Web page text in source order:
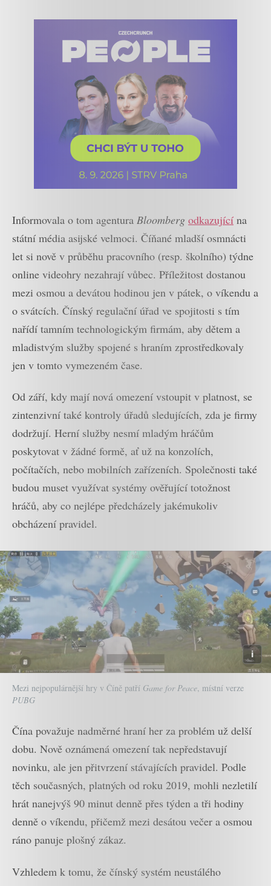
Informovala o tom agentura Bloomberg odkazující na
státní média asijské velmoci. Číňané mladší osmnácti
let si nově v průběhu pracovního (resp. školního) týdne
online videohry nezahrají vůbec. Příležitost dostanou
mezi osmou a devátou hodinou jen v pátek, o víkendu a
o svátcích. Čínský regulační úřad ve spojitosti s tím
nařídí tamním technologickým firmám, aby dětem a
mladistvým služby spojené s hraním zprostředkovaly
jen v tomto vymezeném čase.
Od září, kdy mají nová omezení vstoupit v platnost, se
zintenzivní také kontroly úřadů sledujících, zda je firmy
dodržují. Herní služby nesmí mladým hráčům
poskytovat v žádné formě, ať už na konzolích,
počítačích, nebo mobilních zařízeních. Společnosti také
budou muset využívat systémy ověřující totožnost
hráčů, aby co nejlépe předcházely jakémukoliv
obcházení pravidel.
Mezi nejpopulárnější hry v Číně patří Game for Peace, místní verze
PUBG
Čína považuje nadměrné hraní her za problém už delší
dobu. Nově oznámená omezení tak nepředstavují
novinku, ale jen přitvrzení stávajících pravidel. Podle
těch současných, platných od roku 2019, mohli nezletilí
hrát nanejvýš 90 minut denně přes týden a tři hodiny
denně o víkendu, přičemž mezi desátou večer a osmou
ráno panuje plošný zákaz.
Vzhledem k tomu, že čínský systém neustálého